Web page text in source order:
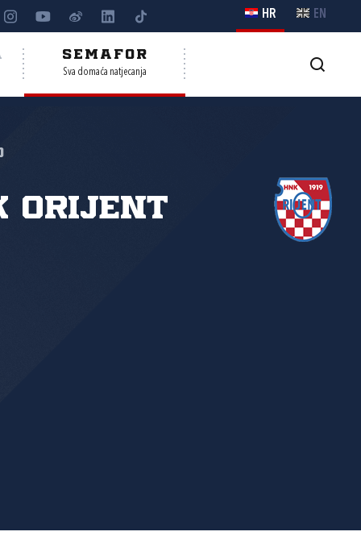
HR EN
SEMAFOR
Sva domaća natjecanja
Orijent